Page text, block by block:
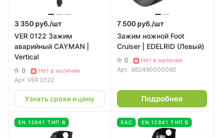
3 350 руб./шт
VER 0122 Зажим
аварийный CAYMAN |
Vertical
0
Нет в наличии
Арт. VER 0122
Узнать сроки и цену
7 500 руб./шт
Зажим ножной Foot
Cruiser | EDELRID (Левый)
0
Нет в наличии
Арт. 882490000060
Подробнее
EN 12841 ТИП В EAC EN 12841 ТИП В